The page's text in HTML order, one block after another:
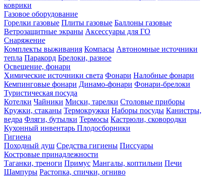
коврики
Газовое оборудование
Горелки газовые Плиты газовые Баллоны газовые
Ветрозащитные экраны Аксессуары для ГО
Снаряжение
Комплекты выживания Компасы Автономные источники
тепла Паракорд Брелоки, разное
Освещение, фонари
Химические источники света Фонари Налобные фонари
Кемпинговые фонари Динамо-фонари Фонари-брелоки
Туристическая посуда
Котелки Чайники Миски, тарелки Столовые приборы
Кружки, стаканы Термокружки Наборы посуды Канистры,
ведра Фляги, бутылки Термосы Кастрюли, сковородки
Кухонный инвентарь Плодосборники
Гигиена
Походный душ Средства гигиены Писсуары
Костровые принадлежности
Таганки, треноги Примус Мангалы, коптильни Печи
Шампуры Растопка, спички, огниво